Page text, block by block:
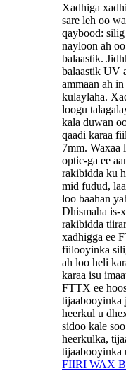
Xadhiga
sare leh oo
qaybood:
nayloon ah
balaastik.
balaastik UV
ammaan ah
kulaylaha.
loogu
kala duwan
qaadi karaa
7mm. Waxaa
optic-ga ee
rakibidda ku
mid fudud,
loo baahan
Dhismaha is-
rakibidda
xadhigga ee
fiilooyinka
ah loo heli
karaa isu
FTTX ee
tijaabooyinka
heerkul u
sidoo kale
heerkulka,
tijaabooyinka
FIIRI WAX